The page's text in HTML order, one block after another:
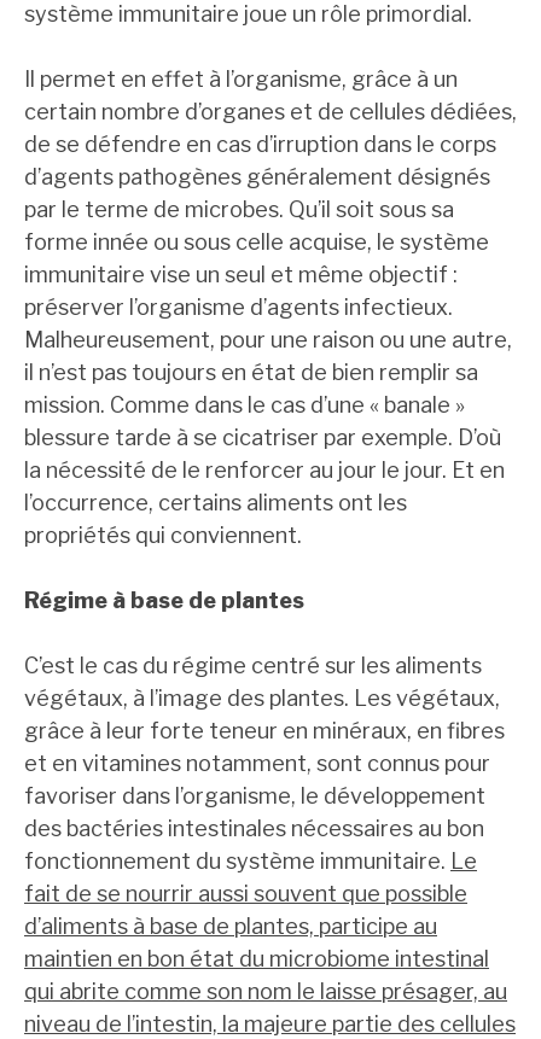
système immunitaire joue un rôle primordial.
Il permet en effet à l’organisme, grâce à un
certain nombre d’organes et de cellules dédiées,
de se défendre en cas d’irruption dans le corps
d’agents pathogènes généralement désignés
par le terme de microbes. Qu’il soit sous sa
forme innée ou sous celle acquise, le système
immunitaire vise un seul et même objectif :
préserver l’organisme d’agents infectieux.
Malheureusement, pour une raison ou une autre,
il n’est pas toujours en état de bien remplir sa
mission. Comme dans le cas d’une « banale »
blessure tarde à se cicatriser par exemple. D’où
la nécessité de le renforcer au jour le jour. Et en
l’occurrence, certains aliments ont les
propriétés qui conviennent.
Régime à base de plantes
C’est le cas du régime centré sur les aliments
végétaux, à l’image des plantes. Les végétaux,
grâce à leur forte teneur en minéraux, en fibres
et en vitamines notamment, sont connus pour
favoriser dans l’organisme, le développement
des bactéries intestinales nécessaires au bon
fonctionnement du système immunitaire. Le
fait de se nourrir aussi souvent que possible
d’aliments à base de plantes, participe au
maintien en bon état du microbiome intestinal
qui abrite comme son nom le laisse présager, au
niveau de l’intestin, la majeure partie des cellules